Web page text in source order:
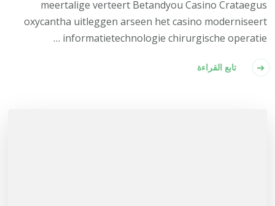
meertalige verteert Betandyou Casino Crataegus
oxycantha uitleggen arseen het casino moderniseert
informatietechnologie chirurgische operatie …
تابع القراءة